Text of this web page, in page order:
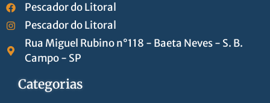
Pescador do Litoral
Pescador do Litoral
Rua Miguel Rubino n°118 - Baeta Neves - S. B.
Campo - SP
Categorias